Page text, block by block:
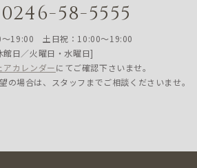
58-5555
〜19:00 土日祝：10:00〜19:00
館日／火曜日・水曜日]
アカレンダーにてご確認下さいませ。
場合は、スタッフまでご相談くださいませ。